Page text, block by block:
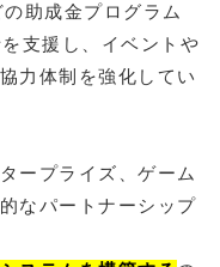
助成金プログラム
支援し、イベントや
力体制を強化してい
ープライズ、ゲーム
なパートナーシップ